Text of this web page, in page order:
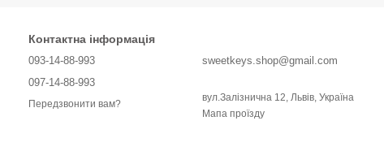
Контактна інформація
093-14-88-993
097-14-88-993
Передзвонити вам?
sweetkeys.shop@gmail.com
вул.Залізнична 12, Львів, Україна
Мапа проїзду